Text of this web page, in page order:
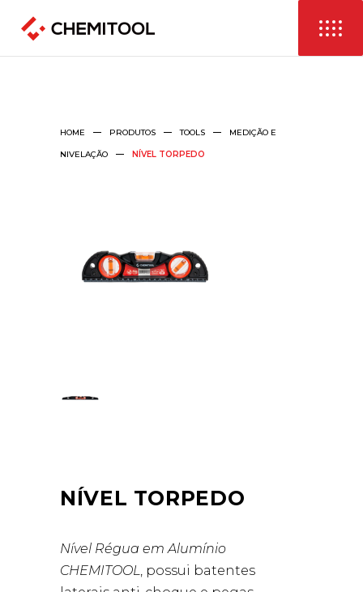
HOME PRODUTOS TOOLS MEDIÇÃO E
NIVELAÇÃO NÍVEL TORPEDO
NÍVEL TORPEDO
Nível Régua em Alumínio
CHEMITOOL, possui batentes